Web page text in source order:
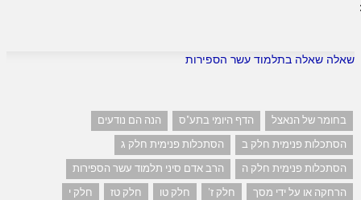
שאלה שאלה בתלמוד עשר הספירות
בחומר של הנאצל הדף היומי בתע"ס
הנה הם נודעים
הסתכלות פנימית חלק ב
הסתכלות פנימית חלק ג
הסתכלות פנימית חלק ה
הרב אדם סיני תלמוד עשר הספירות
הרחקה או על ידי מסך
חלק ז' חלק טו חלק טז
חלק י